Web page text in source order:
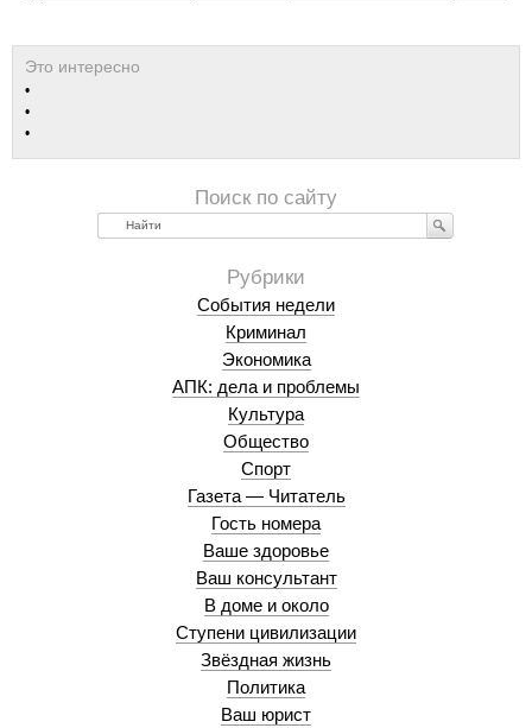
Найти
События недели
Криминал
Экономика
АПК: дела и проблемы
Культура
Общество
Спорт
Газета — Читатель
Гость номера
Ваше здоровье
Ваш консультант
В доме и около
Ступени цивилизации
Звёздная жизнь
Политика
Ваш юрист